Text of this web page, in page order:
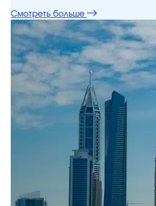
Смотреть больше